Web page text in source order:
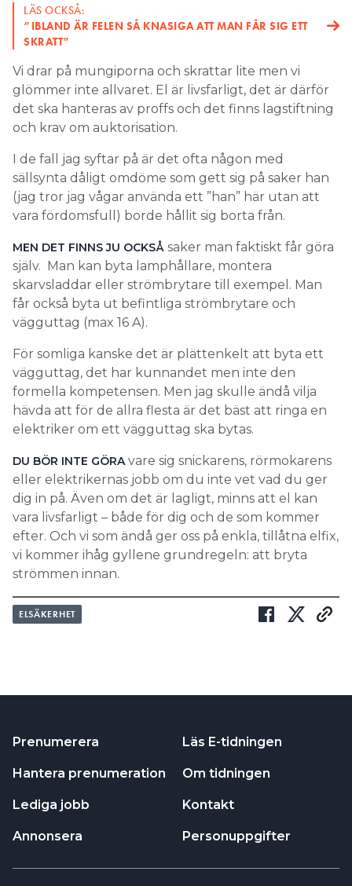
LÄS OCKSÅ:
”IBLAND ÄR FELEN SÅ KNASIGA ATT MAN FÅR SIG ETT
SKRATT”
Vi drar på mungiporna och skrattar lite men vi
glömmer inte allvaret. El är livsfarligt, det är därför
det ska hanteras av proffs och det finns lagstiftning
och krav om auktorisation.
I de fall jag syftar på är det ofta någon med
sällsynta dåligt omdöme som gett sig på saker han
(jag tror jag vågar använda ett ”han” här utan att
vara fördomsfull) borde hållit sig borta från.
MEN DET FINNS JU OCKSÅ saker man faktiskt får göra
själv. Man kan byta lamphållare, montera
skarvsladdar eller strömbrytare till exempel. Man
får också byta ut befintliga strömbrytare och
vägguttag (max 16 A).
För somliga kanske det är plättenkelt att byta ett
vägguttag, det har kunnandet men inte den
formella kompetensen. Men jag skulle ändå vilja
hävda att för de allra flesta är det bäst att ringa en
elektriker om ett vägguttag ska bytas.
DU BÖR INTE GÖRAvare sig snickarens, rörmokarens
eller elektrikernas jobb om du inte vet vad du ger
dig in på. Även om det är lagligt, minns att el kan
vara livsfarligt – både för dig och de som kommer
efter. Och vi som ändå ger oss på enkla, tillåtna elfix,
vi kommer ihåg gyllene grundregeln: att bryta
strömmen innan.
ELSÄKERHET
Prenumerera
Hantera prenumeration
Lediga jobb
Annonsera
Läs E-tidningen
Om tidningen
Kontakt
Personuppgifter